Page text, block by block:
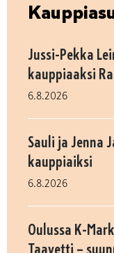
Jussi-Pekka
kauppiaaksi
6.8.2026
Sauli ja Jenna
kauppiaiksi
6.8.2026
Oulussa K-